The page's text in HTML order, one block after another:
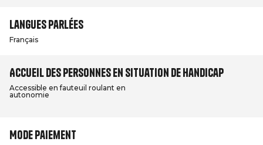
Langues parlées
Français
Accueil des personnes en situation de handicap
Accessible en fauteuil roulant en
autonomie
Mode paiement